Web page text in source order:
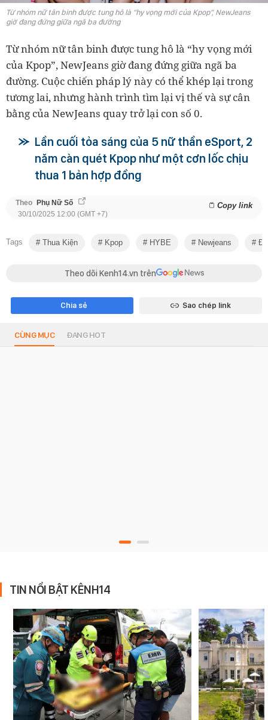
Từ nhóm nữ tân binh được tung hô là “hy vọng mới của Kpop”, NewJeans
giờ đang đứng giữa ngã ba đường
Từ nhóm nữ tân binh được tung hô là “hy vọng mới
của Kpop”, NewJeans giờ đang đứng giữa ngã ba
đường. Cuộc chiến pháp lý này có thể khép lại trong
tương lai, nhưng hành trình tìm lại vị thế và sự cân
bằng của NewJeans quay trở lại con số 0.
Lần cuối tỏa sáng của 5 nữ thần eSport, 2
năm càn quét Kpop như một cơn lốc chịu
thua 1 bản hợp đồng
Theo Phụ Nữ Số Copy link
30/10/2025 12:00 (GMT +7)
Tags Thua Kiện Kpop HYBE Newjeans
Theo dõi Kenh14.vn trên
Chia sẻ Sao chép link
CÙNG MỤC ĐANG HOT
TIN NỔI BẬT KÊNH14